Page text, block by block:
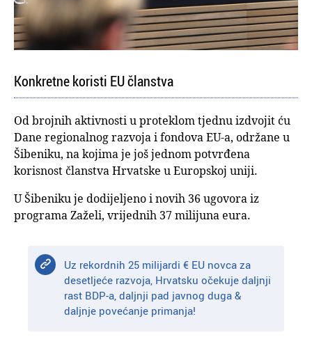
Konkretne koristi EU članstva
Od brojnih aktivnosti u proteklom tjednu izdvojit ću
Dane regionalnog razvoja i fondova EU-a, održane u
Šibeniku, na kojima je još jednom potvrđena
korisnost članstva Hrvatske u Europskoj uniji.
U Šibeniku je dodijeljeno i novih 36 ugovora iz
programa Zaželi, vrijednih 37 milijuna eura.
Uz rekordnih 25 milijardi € EU novca za
desetljeće razvoja, Hrvatsku očekuje daljnji
rast BDP-a, daljnji pad javnog duga &
daljnje povećanje primanja!